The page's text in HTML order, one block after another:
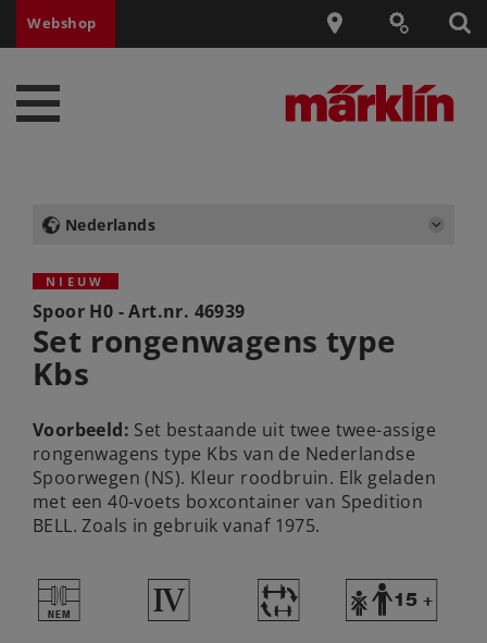
Webshop
Nederlands
NIEUW
Spoor H0 - Art.nr. 46939
Set rongenwagens type
Kbs
Voorbeeld: Set bestaande uit twee twee-assige
rongenwagens type Kbs van de Nederlandse
Spoorwegen (NS). Kleur roodbruin. Elk geladen
met een 40-voets boxcontainer van Spedition
BELL. Zoals in gebruik vanaf 1975.
U 4 ~ Y